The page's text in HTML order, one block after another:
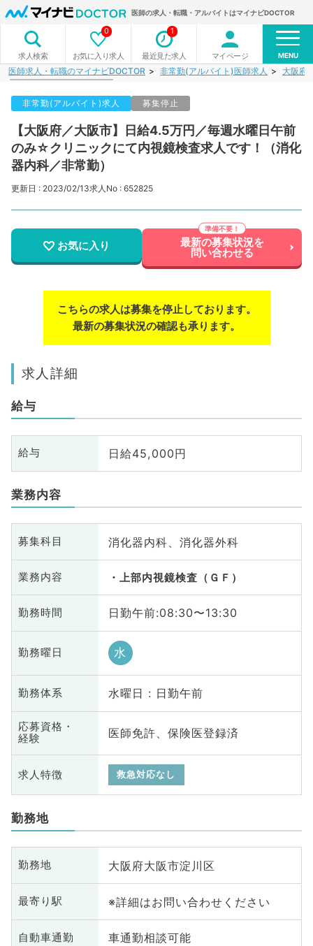
医師の求人・転職・アルバイトはマイナビDOCTOR
求人検索 お気に入り求人
0
最近見た求人
1
マイページ MENU
医師求人・転職のマイナビDOCTOR 非常勤(アルバイト)医師求人 大阪府
非常勤(アルバイト)求人 募集停止
【大阪府／大阪市】日給4.5万円／毎週水曜日午前
のみ☆クリニックにて内視鏡検査求人です！（消化
器内科／非常勤）
更新日 : 2023/02/13求人No : 652825
お気に入り 最新の募集状況を
問い合わせる
こちらの求人は募集を停止しております。
最新の募集状況の確認も承ります。
求人詳細
給与
給与 日給45,000円
業務内容
募集科目 消化器内科、消化器外科
業務内容 上部内視鏡検査（ＧＦ）
勤務時間 日勤午前:08:30〜13:30
勤務曜日 水
勤務体系 水曜日 : 日勤午前
応募資格・
経験
医師免許、保険医登録済
求人特徴 救急対応なし
勤務地
勤務地 大阪府大阪市淀川区
最寄り駅 ※詳細はお問い合わせください
自動車通勤 車通勤相談可能